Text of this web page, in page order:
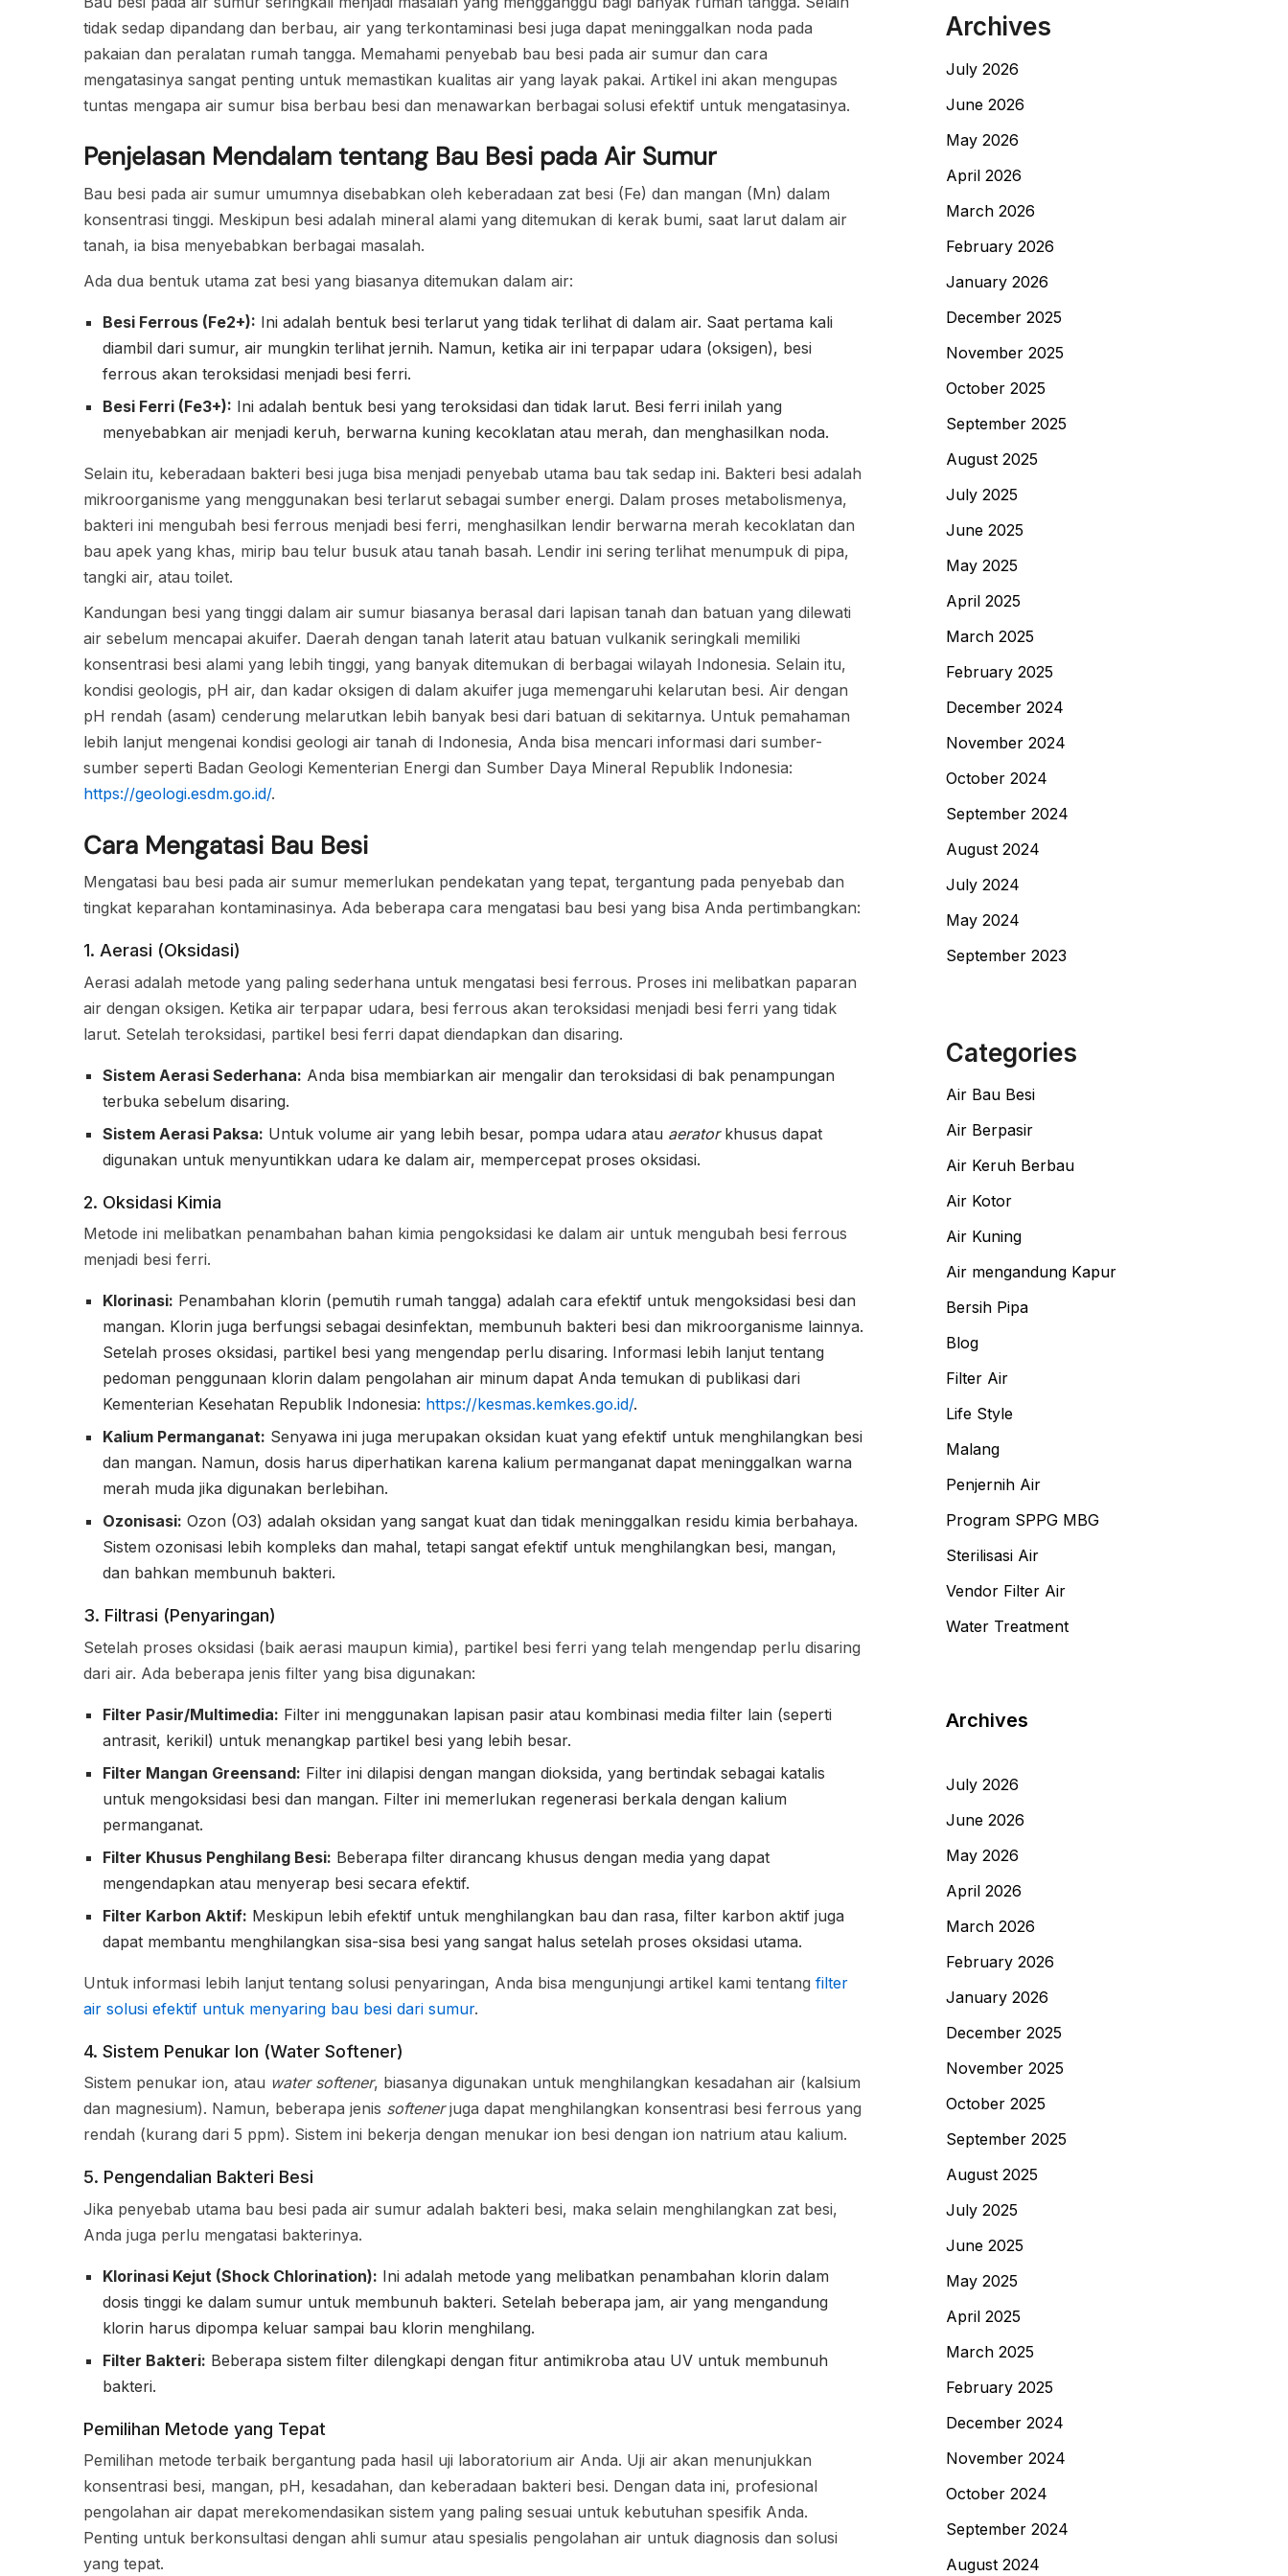
tidak sedap dipandang dan berbau, air yang terkontaminasi besi juga dapat meninggalkan noda pada
pakaian dan peralatan rumah tangga. Memahami penyebab bau besi pada air sumur dan cara
mengatasinya sangat penting untuk memastikan kualitas air yang layak pakai. Artikel ini akan mengupas
tuntas mengapa air sumur bisa berbau besi dan menawarkan berbagai solusi efektif untuk mengatasinya.
Penjelasan Mendalam tentang Bau Besi pada Air Sumur
Bau besi pada air sumur umumnya disebabkan oleh keberadaan zat besi (Fe) dan mangan (Mn) dalam
konsentrasi tinggi. Meskipun besi adalah mineral alami yang ditemukan di kerak bumi, saat larut dalam air
tanah, ia bisa menyebabkan berbagai masalah.
Ada dua bentuk utama zat besi yang biasanya ditemukan dalam air:
Besi Ferrous (Fe2+): Ini adalah bentuk besi terlarut yang tidak terlihat di dalam air. Saat pertama kali
diambil dari sumur, air mungkin terlihat jernih. Namun, ketika air ini terpapar udara (oksigen), besi
ferrous akan teroksidasi menjadi besi ferri.
Besi Ferri (Fe3+): Ini adalah bentuk besi yang teroksidasi dan tidak larut. Besi ferri inilah yang
menyebabkan air menjadi keruh, berwarna kuning kecoklatan atau merah, dan menghasilkan noda.
Selain itu, keberadaan bakteri besi juga bisa menjadi penyebab utama bau tak sedap ini. Bakteri besi adalah
mikroorganisme yang menggunakan besi terlarut sebagai sumber energi. Dalam proses metabolismenya,
bakteri ini mengubah besi ferrous menjadi besi ferri, menghasilkan lendir berwarna merah kecoklatan dan
bau apek yang khas, mirip bau telur busuk atau tanah basah. Lendir ini sering terlihat menumpuk di pipa,
tangki air, atau toilet.
Kandungan besi yang tinggi dalam air sumur biasanya berasal dari lapisan tanah dan batuan yang dilewati
air sebelum mencapai akuifer. Daerah dengan tanah laterit atau batuan vulkanik seringkali memiliki
konsentrasi besi alami yang lebih tinggi, yang banyak ditemukan di berbagai wilayah Indonesia. Selain itu,
kondisi geologis, pH air, dan kadar oksigen di dalam akuifer juga memengaruhi kelarutan besi. Air dengan
pH rendah (asam) cenderung melarutkan lebih banyak besi dari batuan di sekitarnya. Untuk pemahaman
lebih lanjut mengenai kondisi geologi air tanah di Indonesia, Anda bisa mencari informasi dari sumber-
sumber seperti Badan Geologi Kementerian Energi dan Sumber Daya Mineral Republik Indonesia:
https://geologi.esdm.go.id/.
Cara Mengatasi Bau Besi
Mengatasi bau besi pada air sumur memerlukan pendekatan yang tepat, tergantung pada penyebab dan
tingkat keparahan kontaminasinya. Ada beberapa cara mengatasi bau besi yang bisa Anda pertimbangkan:
1. Aerasi (Oksidasi)
Aerasi adalah metode yang paling sederhana untuk mengatasi besi ferrous. Proses ini melibatkan paparan
air dengan oksigen. Ketika air terpapar udara, besi ferrous akan teroksidasi menjadi besi ferri yang tidak
larut. Setelah teroksidasi, partikel besi ferri dapat diendapkan dan disaring.
Sistem Aerasi Sederhana: Anda bisa membiarkan air mengalir dan teroksidasi di bak penampungan
terbuka sebelum disaring.
Sistem Aerasi Paksa: Untuk volume air yang lebih besar, pompa udara atau aeratorkhusus dapat
digunakan untuk menyuntikkan udara ke dalam air, mempercepat proses oksidasi.
2. Oksidasi Kimia
Metode ini melibatkan penambahan bahan kimia pengoksidasi ke dalam air untuk mengubah besi ferrous
menjadi besi ferri.
Klorinasi: Penambahan klorin (pemutih rumah tangga) adalah cara efektif untuk mengoksidasi besi dan
mangan. Klorin juga berfungsi sebagai desinfektan, membunuh bakteri besi dan mikroorganisme lainnya.
Setelah proses oksidasi, partikel besi yang mengendap perlu disaring. Informasi lebih lanjut tentang
pedoman penggunaan klorin dalam pengolahan air minum dapat Anda temukan di publikasi dari
Kementerian Kesehatan Republik Indonesia: https://kesmas.kemkes.go.id/.
Kalium Permanganat: Senyawa ini juga merupakan oksidan kuat yang efektif untuk menghilangkan besi
dan mangan. Namun, dosis harus diperhatikan karena kalium permanganat dapat meninggalkan warna
merah muda jika digunakan berlebihan.
Ozonisasi: Ozon (O3) adalah oksidan yang sangat kuat dan tidak meninggalkan residu kimia berbahaya.
Sistem ozonisasi lebih kompleks dan mahal, tetapi sangat efektif untuk menghilangkan besi, mangan,
dan bahkan membunuh bakteri.
3. Filtrasi (Penyaringan)
Setelah proses oksidasi (baik aerasi maupun kimia), partikel besi ferri yang telah mengendap perlu disaring
dari air. Ada beberapa jenis filter yang bisa digunakan:
Filter Pasir/Multimedia: Filter ini menggunakan lapisan pasir atau kombinasi media filter lain (seperti
antrasit, kerikil) untuk menangkap partikel besi yang lebih besar.
Filter Mangan Greensand: Filter ini dilapisi dengan mangan dioksida, yang bertindak sebagai katalis
untuk mengoksidasi besi dan mangan. Filter ini memerlukan regenerasi berkala dengan kalium
permanganat.
Filter Khusus Penghilang Besi: Beberapa filter dirancang khusus dengan media yang dapat
mengendapkan atau menyerap besi secara efektif.
Filter Karbon Aktif: Meskipun lebih efektif untuk menghilangkan bau dan rasa, filter karbon aktif juga
dapat membantu menghilangkan sisa-sisa besi yang sangat halus setelah proses oksidasi utama.
Untuk informasi lebih lanjut tentang solusi penyaringan, Anda bisa mengunjungi artikel kami tentang filter
air solusi efektif untuk menyaring bau besi dari sumur.
4. Sistem Penukar Ion (Water Softener)
Sistem penukar ion, atau water softener, biasanya digunakan untuk menghilangkan kesadahan air (kalsium
dan magnesium). Namun, beberapa jenis softenerjuga dapat menghilangkan konsentrasi besi ferrous yang
rendah (kurang dari 5 ppm). Sistem ini bekerja dengan menukar ion besi dengan ion natrium atau kalium.
5. Pengendalian Bakteri Besi
Jika penyebab utama bau besi pada air sumur adalah bakteri besi, maka selain menghilangkan zat besi,
Anda juga perlu mengatasi bakterinya.
Klorinasi Kejut (Shock Chlorination): Ini adalah metode yang melibatkan penambahan klorin dalam
dosis tinggi ke dalam sumur untuk membunuh bakteri. Setelah beberapa jam, air yang mengandung
klorin harus dipompa keluar sampai bau klorin menghilang.
Filter Bakteri: Beberapa sistem filter dilengkapi dengan fitur antimikroba atau UV untuk membunuh
bakteri.
Pemilihan Metode yang Tepat
Pemilihan metode terbaik bergantung pada hasil uji laboratorium air Anda. Uji air akan menunjukkan
konsentrasi besi, mangan, pH, kesadahan, dan keberadaan bakteri besi. Dengan data ini, profesional
pengolahan air dapat merekomendasikan sistem yang paling sesuai untuk kebutuhan spesifik Anda.
Penting untuk berkonsultasi dengan ahli sumur atau spesialis pengolahan air untuk diagnosis dan solusi
yang tepat.
Archives
July 2026
June 2026
May 2026
April 2026
March 2026
February 2026
January 2026
December 2025
November 2025
October 2025
September 2025
August 2025
July 2025
June 2025
May 2025
April 2025
March 2025
February 2025
December 2024
November 2024
October 2024
September 2024
August 2024
July 2024
May 2024
September 2023
Categories
Air Bau Besi
Air Berpasir
Air Keruh Berbau
Air Kotor
Air Kuning
Air mengandung Kapur
Bersih Pipa
Blog
Filter Air
Life Style
Malang
Penjernih Air
Program SPPG MBG
Sterilisasi Air
Vendor Filter Air
Water Treatment
Archives
July 2026
June 2026
May 2026
April 2026
March 2026
February 2026
January 2026
December 2025
November 2025
October 2025
September 2025
August 2025
July 2025
June 2025
May 2025
April 2025
March 2025
February 2025
December 2024
November 2024
October 2024
September 2024
August 2024